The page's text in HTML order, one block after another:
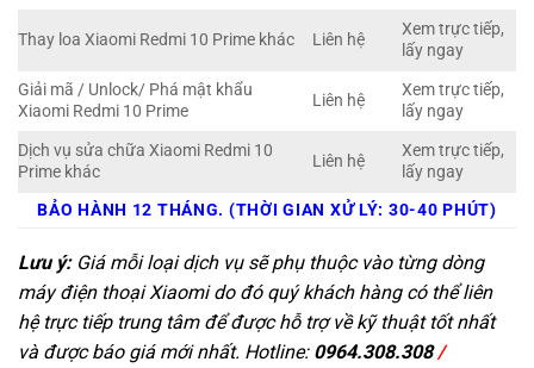
Thay loa Xiaomi Redmi 10 Prime khác Liên hệ
Xem trực tiếp,
lấy ngay
Giải mã / Unlock/ Phá mật khẩu
Xiaomi Redmi 10 Prime
Liên hệ
Xem trực tiếp,
lấy ngay
Dịch vụ sửa chữa Xiaomi Redmi 10
Prime khác
Liên hệ
Xem trực tiếp,
lấy ngay
BẢO HÀNH 12 THÁNG. (THỜI GIAN XỬ LÝ: 30-40 PHÚT)
Lưu ý:Giá mỗi loại dịch vụ sẽ phụ thuộc vào từng dòng
máy điện thoại Xiaomi do đó quý khách hàng có thể liên
hệ trực tiếp trung tâm để được hỗ trợ về kỹ thuật tốt nhất
và được báo giá mới nhất. Hotline: 0964.308.308/